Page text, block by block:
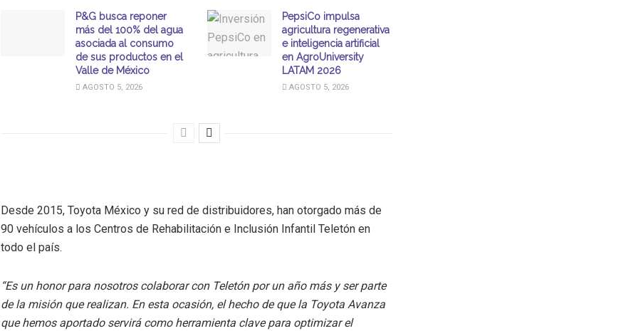
P&G busca reponer
más del 100% del agua
asociada al consumo
de sus productos en el
Valle de México
AGOSTO 5, 2026
PepsiCo impulsa
agricultura regenerativa
e inteligencia artificial
en AgroUniversity
LATAM 2026
AGOSTO 5, 2026
Desde 2015, Toyota México y su red de distribuidores, han otorgado más de
90 vehículos a los Centros de Rehabilitación e Inclusión Infantil Teletón en
todo el país.
“Es un honor para nosotros colaborar con Teletón por un año más y ser parte
de la misión que realizan. En esta ocasión, el hecho de que la Toyota Avanza
que hemos aportado servirá como herramienta clave para optimizar el